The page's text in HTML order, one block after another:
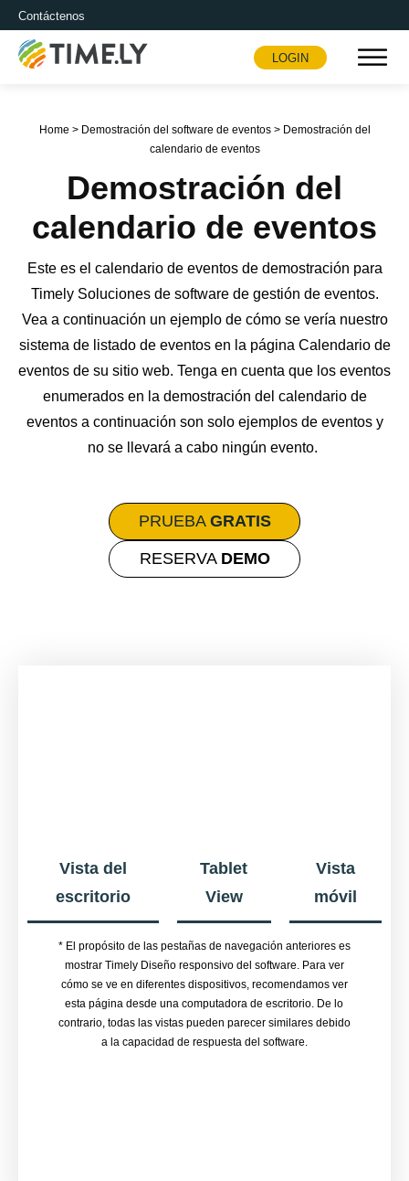
Contáctenos
Timely
LOGIN
Home > Demostración del software de eventos> Demostración del
calendario de eventos
Demostración del
calendario de eventos
Este es el calendario de eventos de demostración para
Timely Soluciones de software de gestión de eventos.
Vea a continuación un ejemplo de cómo se vería nuestro
sistema de listado de eventos en la página Calendario de
eventos de su sitio web. Tenga en cuenta que los eventos
enumerados en la demostración del calendario de
eventos a continuación son solo ejemplos de eventos y
no se llevará a cabo ningún evento.
PRUEBA GRATIS
RESERVA DEMO
Vista del
escritorio
Tablet
View
Vista
móvil
* El propósito de las pestañas de navegación anteriores es
mostrar Timely Diseño responsivo del software. Para ver
cómo se ve en diferentes dispositivos, recomendamos ver
esta página desde una computadora de escritorio. De lo
contrario, todas las vistas pueden parecer similares debido
a la capacidad de respuesta del software.